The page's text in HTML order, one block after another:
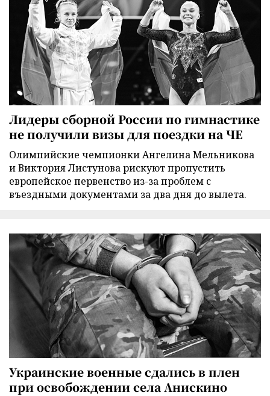
Лидеры сборной России по гимнастике
не получили визы для поездки на ЧЕ
Олимпийские чемпионки Ангелина Мельникова
и Виктория Листунова рискуют пропустить
европейское первенство из-за проблем с
въездными документами за два дня до вылета.
Украинские военные сдались в плен
при освобождении села Анискино